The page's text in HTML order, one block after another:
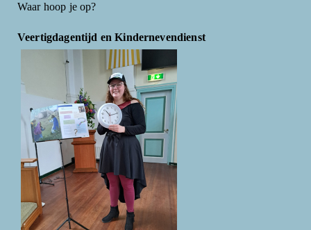
Waar hoop je op?
Veertigdagentijd en Kindernevendienst